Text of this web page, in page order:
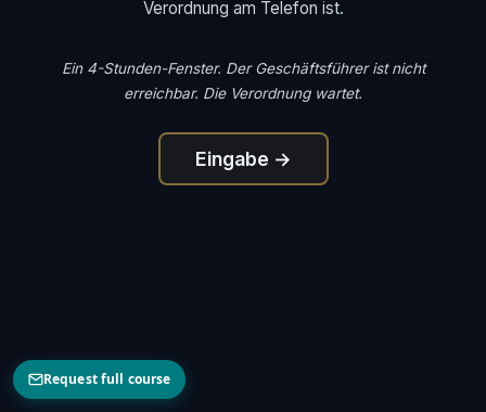
Verordnung am Telefon ist.
Ein 4-Stunden-Fenster. Der Geschäftsführer ist nicht
erreichbar. Die Verordnung wartet.
Eingabe →
Request full course